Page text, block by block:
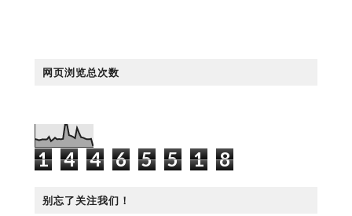
网页浏览总次数
1 4 4 6 5 5 1 8
别忘了关注我们！